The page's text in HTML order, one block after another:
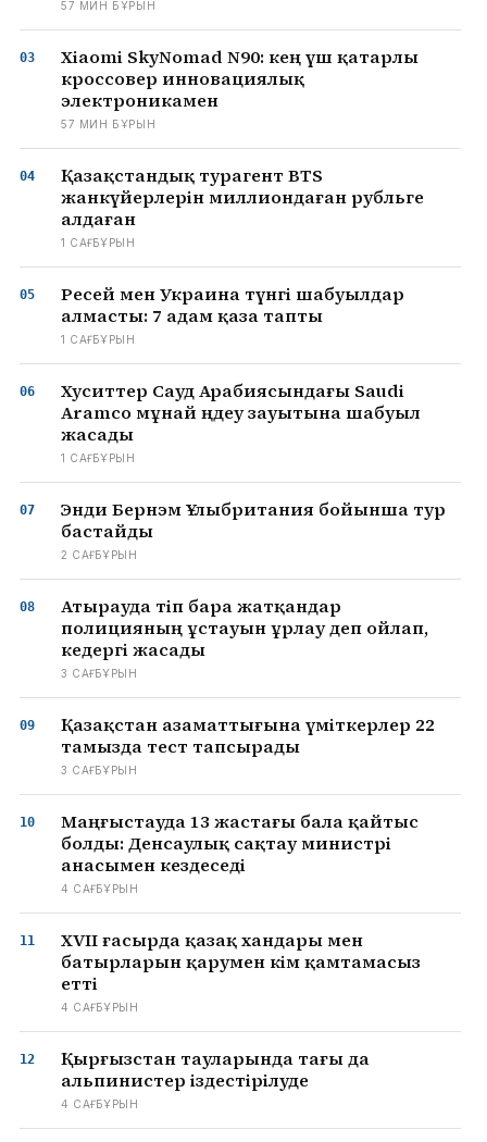
57 МИН БҰРЫН
Xiaomi SkyNomad N90: кең үш қатарлы
кроссовер инновациялық
электроникамен
57 МИН БҰРЫН
Қазақстандық турагент BTS
жанкүйерлерін миллиондаған рубльге
алдаған
1 САҒ БҰРЫН
Ресей мен Украина түнгі шабуылдар
алмасты: 7 адам қаза тапты
1 САҒ БҰРЫН
Хуситтер Сауд Арабиясындағы Saudi
Aramco мұнай өңдеу зауытына шабуыл
жасады
1 САҒ БҰРЫН
Энди Бернэм Ұлыбритания бойынша тур
бастайды
2 САҒ БҰРЫН
Атырауда өтіп бара жатқандар
полицияның ұстауын ұрлау деп ойлап,
кедергі жасады
3 САҒ БҰРЫН
Қазақстан азаматтығына үміткерлер 22
тамызда тест тапсырады
3 САҒ БҰРЫН
Маңғыстауда 13 жастағы бала қайтыс
болды: Денсаулық сақтау министрі
анасымен кездеседі
4 САҒ БҰРЫН
XVII ғасырда қазақ хандары мен
батырларын қарумен кім қамтамасыз
етті
4 САҒ БҰРЫН
Қырғызстан тауларында тағы да
альпинистер іздестірілуде
4 САҒ БҰРЫН